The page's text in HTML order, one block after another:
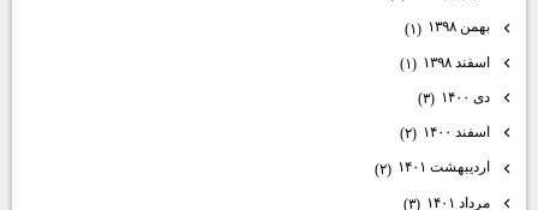
آذر ۱۳۹۷
(۳)
اسفند ۱۳۹۷
(۱)
شهریور ۱۳۹۸
(۱)
بهمن ۱۳۹۸
(۱)
اسفند ۱۳۹۸
(۱)
دی ۱۴۰۰
(۳)